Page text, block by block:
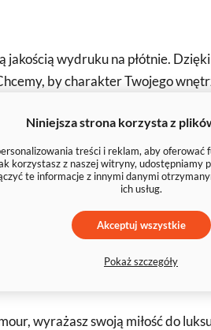
wydruku na płótnie.
by charakter Twojego
czy minimalistycznymi -
sklep to idealne miejsce.
aranżację. Oferujemy również
pod względem rozmiaru, jak i
wyrażasz swoją miłość do
Niniejsza strona korzysta z
treści i reklam, aby oferować
korzystasz z naszej witryny, udostępniamy
te informacje z innymi danymi
ich usług.
Akceptuj wszystkie
Pokaż szczegóły